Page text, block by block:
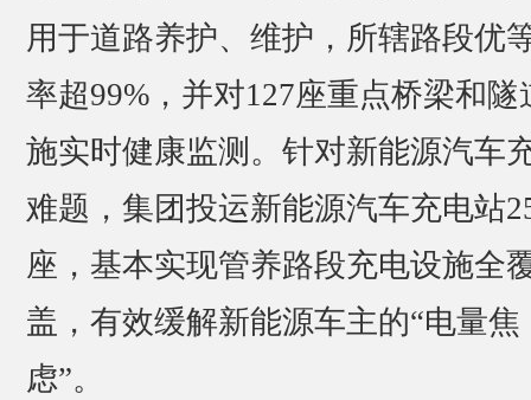
用于道路养护、维护，所辖路段优
率超99%，并对127座重点桥梁和隧
施实时健康监测。针对新能源汽车
难题，集团投运新能源汽车充电站
座，基本实现管养路段充电设施全
盖，有效缓解新能源车主的“电量焦
虑”。